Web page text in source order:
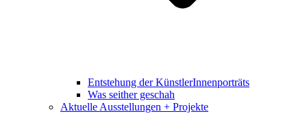
Entstehung der KünstlerInnenporträts
Was seither geschah
Aktuelle Ausstellungen + Projekte